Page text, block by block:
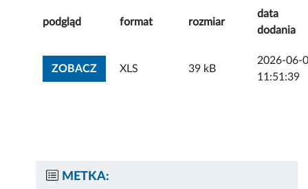
podgląd format rozmiar
data
dodania
ZOBACZZOBACZ ZAŁĄCZNIK
XLS 39 kB
2026-06-
11:51:39
METKA: